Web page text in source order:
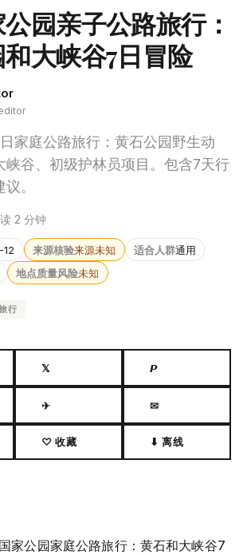
园亲子公路旅行：
大峡谷7日冒险
家庭公路旅行：黄石公园野生动
峡谷、初级护林员项目。包含7天行
。
2 分钟
来源核验来源未知 适合人群通用
地点质量风险未知
行
𝕏 𝙋
✈ ✉
♡ 收藏 ⬇ 离线
家公园家庭公路旅行：黄石和大峡谷7